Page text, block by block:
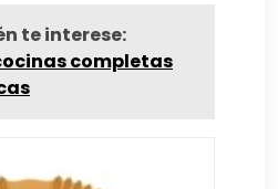
te interese:
completas